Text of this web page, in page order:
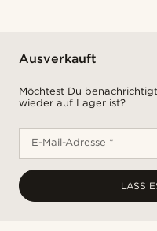
Ausverkauft
Möchtest Du
wieder auf Lager ist?
E-Mail-Adresse *
LASS